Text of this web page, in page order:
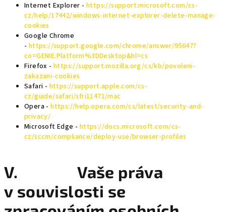
Internet Explorer -https://support.microsoft.com/cs-
cz/help/17442/windows-internet-explorer-delete-manage-
cookies
Google Chrome
- https://support.google.com/chrome/answer/95647?
co=GENIE.Platform%3DDesktop&hl=cs
Firefox -https://support.mozilla.org/cs/kb/povoleni-
zakazani-cookies
Safari - https://support.apple.com/cs-
cz/guide/safari/sfri11471/mac
Opera -https://help.opera.com/cs/latest/security-and-
privacy/
Microsoft Edge - https://docs.microsoft.com/cs-
cz/sccm/compliance/deploy-use/browser-profiles
V. Vaše práva
v souvislosti se